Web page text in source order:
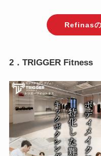
Refinas
2．TRIGGER Fitness